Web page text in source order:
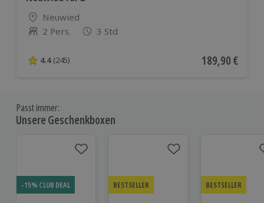
Standort
Neuwied
Anzahl der Teilnehmer
2 Pers. 3 Std
4.4 von 5 Sternen basierend auf 245 Bewertungen
4.4 (245) Aktueller Preis
189,90 €
Passt immer:
Unsere Geschenkboxen
-15% CLUB DEAL BESTSELLER BESTSELLER